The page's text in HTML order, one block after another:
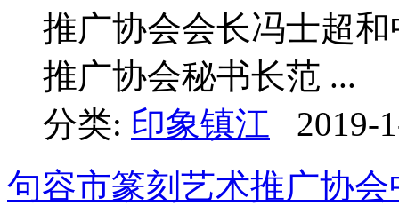
推广协会会长冯士超
推广协会秘书长范 ...
分类: 印象镇江
2019-
句容市篆刻艺术推广协